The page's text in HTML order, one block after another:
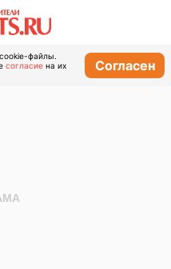
файлы.
согласие на их
Согласен